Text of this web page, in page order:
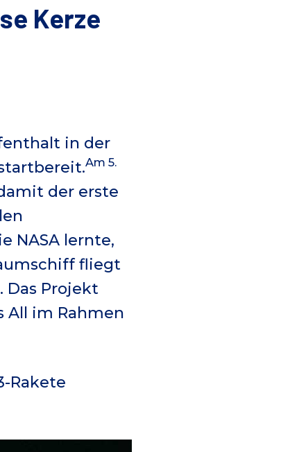
Kerze
in der
Am 5.
der erste
NASA lernte,
fliegt
Das Projekt
All im Rahmen
Rakete